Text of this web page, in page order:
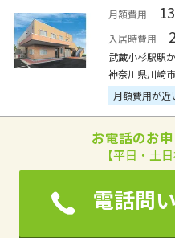
月額費用
入居時費用
武蔵小杉駅駅
神奈川県川崎
月額費用が近
お電話のお
【平日・土
電話問